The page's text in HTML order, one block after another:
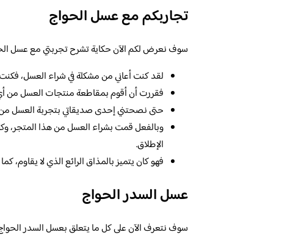
تجاربكم مع عسل الحواج
سوف نعرض لكم الآن حكاية تشرح تجربتي مع عسل
لقد كنت أعاني من مشكلة في شراء العسل،
فقررت أن أقوم بمقاطعة منتجات العسل من
حتى نصحتني إحدى صديقاتي بتجربة العسل
وبالفعل قمت بشراء العسل من هذا المتجر،
الإطلاق.
فهو كان يتميز بالمذاق الرائع الذي لا
عسل السدر الحواج
سوف نتعرف الآن على كل ما يتعلق بعسل السدر